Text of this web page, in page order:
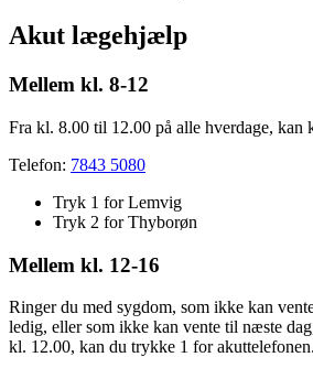
Akut lægehjælp
Mellem kl. 8-12
Fra kl. 8.00 til 12.00 på alle hverdage, kan
Telefon: 7843 5080
Tryk 1 for Lemvig
Tryk 2 for Thyborøn
Mellem kl. 12-16
Ringer du med sygdom, som ikke kan
ledig, eller som ikke kan vente til næste
kl. 12.00, kan du trykke 1 for akuttelefonen.